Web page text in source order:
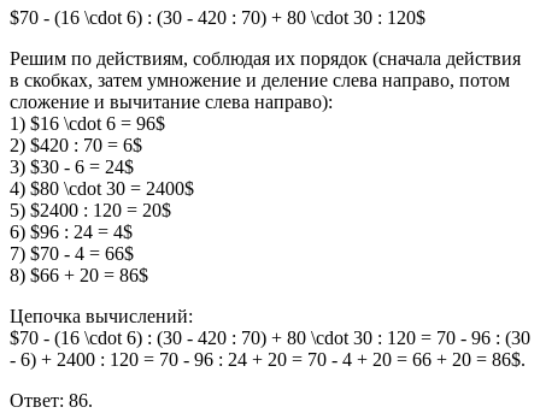
$70 - (16 \cdot 6) : (30 - 420 : 70) + 80 \cdot 30 : 120$
Решим по действиям, соблюдая их порядок (сначала действия
в скобках, затем умножение и деление слева направо, потом
сложение и вычитание слева направо):
1) $16 \cdot 6 = 96$
2) $420 : 70 = 6$
3) $30 - 6 = 24$
4) $80 \cdot 30 = 2400$
5) $2400 : 120 = 20$
6) $96 : 24 = 4$
7) $70 - 4 = 66$
8) $66 + 20 = 86$
Цепочка вычислений:
$70 - (16 \cdot 6) : (30 - 420 : 70) + 80 \cdot 30 : 120 = 70 - 96 : (30
- 6) + 2400 : 120 = 70 - 96 : 24 + 20 = 70 - 4 + 20 = 66 + 20 = 86$.
Ответ: 86.